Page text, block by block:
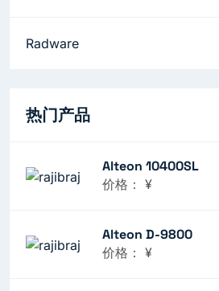
Radware
热门产品
Alteon 10400SL
价格： ¥
Alteon D-9800
价格： ¥